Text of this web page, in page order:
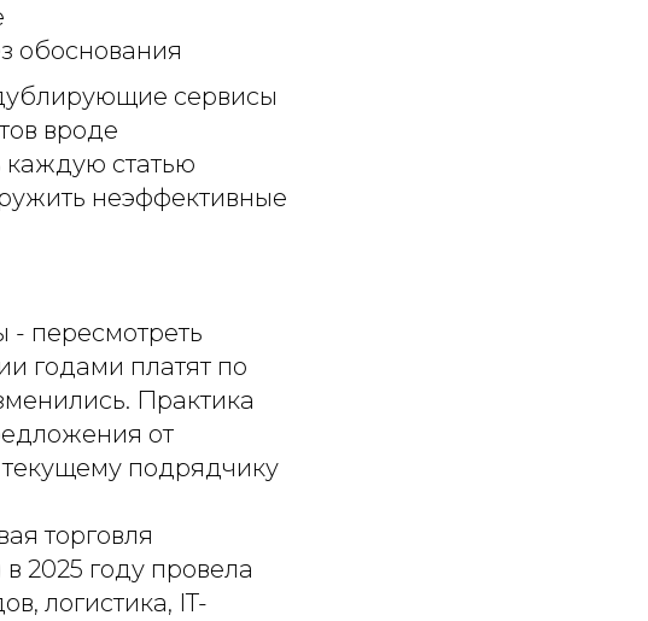
обоснования
сервисы
вроде
каждую статью
неэффективные
- пересмотреть
годами платят по
Практика
от
подрядчику
торговля
2025 году провела
логистика, IT-